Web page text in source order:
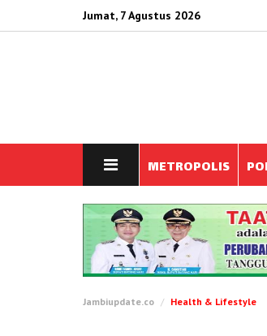
Jumat, 7 Agustus 2026
METROPOLIS
Jambiupdate.co Health & Lifestyle